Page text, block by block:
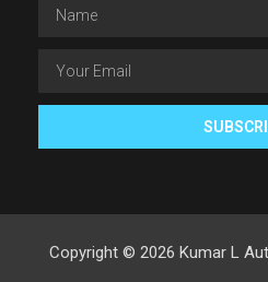
Copyright © 2026 Kumar L